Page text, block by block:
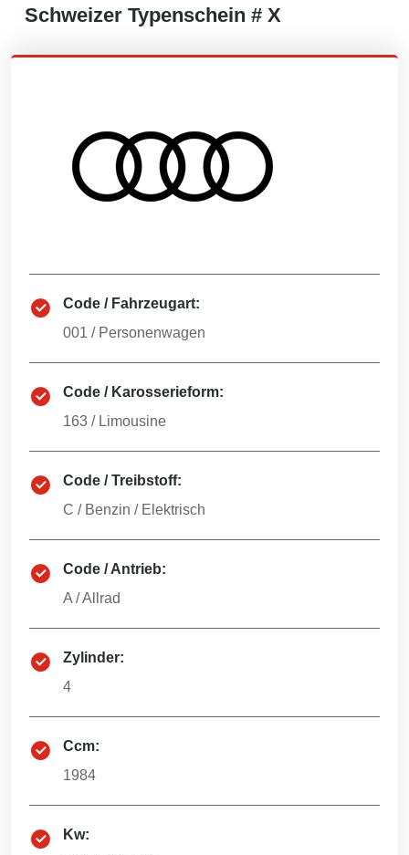
Schweizer Typenschein # X
Code / Fahrzeugart:
001 / Personenwagen
Code / Karosserieform:
163 / Limousine
Code / Treibstoff:
C / Benzin / Elektrisch
Code / Antrieb:
A /Allrad
Zylinder:
4
Ccm:
1984
Kw: